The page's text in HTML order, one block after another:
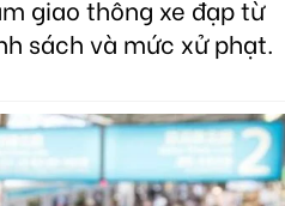
giao thông xe đạp từ
sách và mức xử phạt.